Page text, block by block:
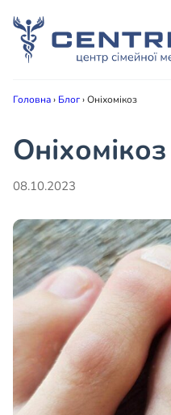
Головна› Блог›Оніхомікоз
Оніхомікоз
08.10.2023